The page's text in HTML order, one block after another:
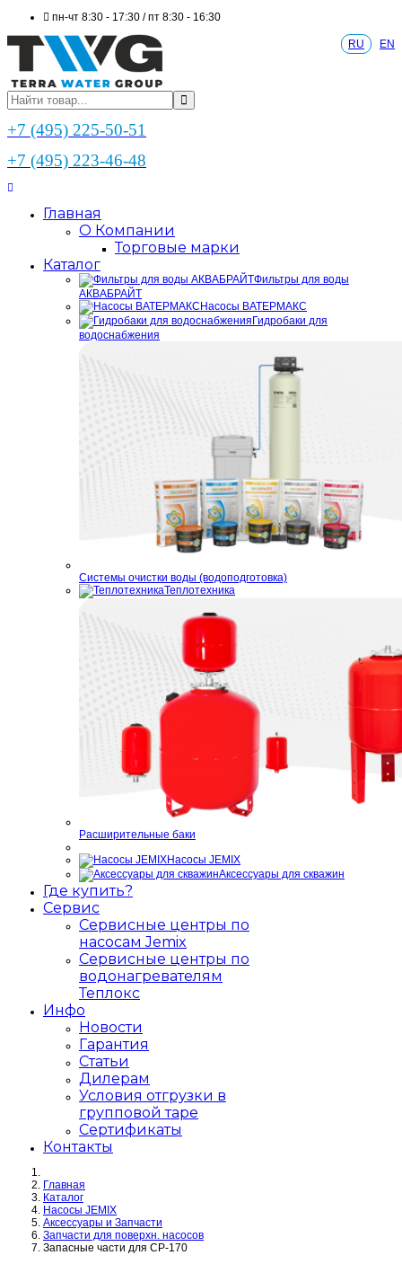
пн-чт 8:30 - 17:30 / пт 8:30 - 16:30
RU EN
+7 (495) 225-50-51
+7 (495) 223-46-48
Главная
О Компании
Торговые марки
Каталог
Фильтры для воды
АКВАБРАЙТ
Насосы ВАТЕРМАКС
Гидробаки для
водоснабжения
Системы очистки воды (водоподготовка)
Теплотехника
Расширительные баки
Насосы JEMIX
Аксессуары для скважин
Где купить?
Сервис
Сервисные центры по
насосам Jemix
Сервисные центры по
водонагревателям
Теплокс
Инфо
Новости
Гарантия
Статьи
Дилерам
Условия отгрузки в
групповой таре
Сертификаты
Контакты
Главная
Каталог
Насосы JEMIX
Аксессуары и Запчасти
Запчасти для поверхн. насосов
Запасные части для CP-170